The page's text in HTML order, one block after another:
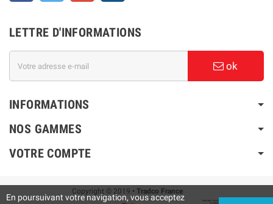
LETTRE D'INFORMATIONS
ok
INFORMATIONS
NOS GAMMES
VOTRE COMPTE
Copyright © 2019 • Tradco France
En poursuivant votre navigation, vous acceptez